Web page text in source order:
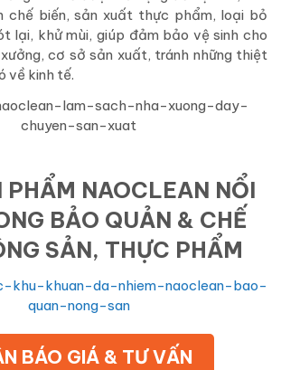
chế biến, sản xuất thực phẩm, loại bỏ
lại, khử mùi, giúp đảm bảo vệ sinh cho
cơ sở sản xuất, tránh những thiệt
về kinh tế.
PHẨM NAOCLEAN NỔI
BẢO QUẢN & CHẾ
SẢN, THỰC PHẨM
BÁO GIÁ & TƯ VẤN